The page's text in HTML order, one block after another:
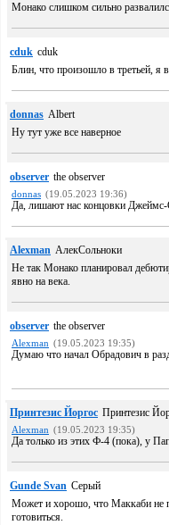
Монако слишком сильно
cduk cduk
Блин, что произошло в третьей, я
donnas Albert
Ну тут уже все наверное
observer the observer
donnas (19.05.2023 19:36)
Да, лишают нас концовки Джеймс-
Alexman АлекСольноки
Не так Монако планировал
явно на века.
observer the observer
Alexman (19.05.2023 19:35)
Думаю что начал Обрадович в
Принтезис Йоргос Принтезис
Alexman (19.05.2023 19:35)
Да только из этих Ф-4 (пока), у
Gunde Svan Серый
Может и хорошо, что Маккаби не
готовиться.